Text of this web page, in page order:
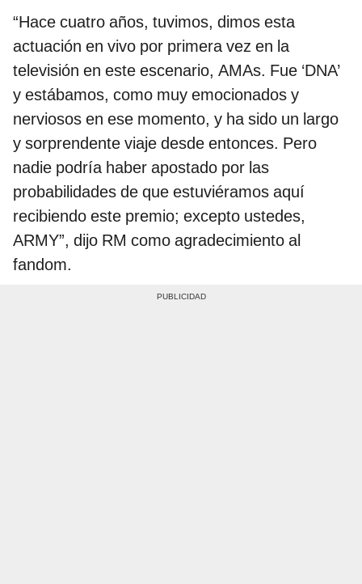
“Hace cuatro años, tuvimos, dimos esta
actuación en vivo por primera vez en la
televisión en este escenario, AMAs. Fue ‘DNA’
y estábamos, como muy emocionados y
nerviosos en ese momento, y ha sido un largo
y sorprendente viaje desde entonces. Pero
nadie podría haber apostado por las
probabilidades de que estuviéramos aquí
recibiendo este premio; excepto ustedes,
ARMY”, dijo RM como agradecimiento al
fandom.